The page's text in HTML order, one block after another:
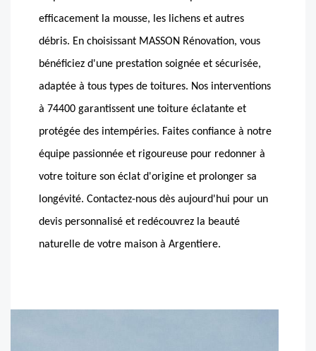
efficacement la mousse, les lichens et autres
débris. En choisissant MASSON Rénovation, vous
bénéficiez d'une prestation soignée et sécurisée,
adaptée à tous types de toitures. Nos interventions
à 74400 garantissent une toiture éclatante et
protégée des intempéries. Faites confiance à notre
équipe passionnée et rigoureuse pour redonner à
votre toiture son éclat d'origine et prolonger sa
longévité. Contactez-nous dès aujourd'hui pour un
devis personnalisé et redécouvrez la beauté
naturelle de votre maison à Argentiere.